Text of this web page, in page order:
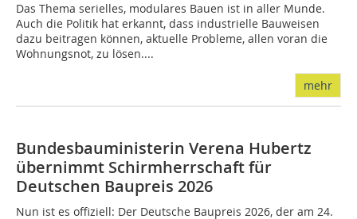
Das Thema serielles, modulares Bauen ist in aller Munde.
Auch die Politik hat erkannt, dass industrielle Bauweisen
dazu beitragen können, aktuelle Probleme, allen voran die
Wohnungsnot, zu lösen....
mehr
Bundesbauministerin Verena Hubertz
übernimmt Schirmherrschaft für
Deutschen Baupreis 2026
Nun ist es offiziell: Der Deutsche Baupreis 2026, der am 24.